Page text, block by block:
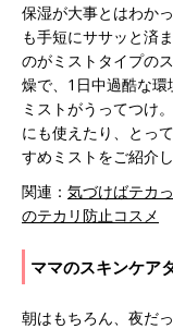
保湿が大事とはわか
も手短にササッと済
のがミストタイプの
燥で、1日中過酷な
ミストがうってつけ
にも使えたり、とっ
すめミストをご紹介
関連： 気づけばテカ
のテカリ防止コスメ
ママのスキンケア
朝はもちろん、夜だ